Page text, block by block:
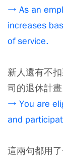
→ As an
increases
of service.
新人還有不
司的退休計畫
→ You are
and
這兩句都用